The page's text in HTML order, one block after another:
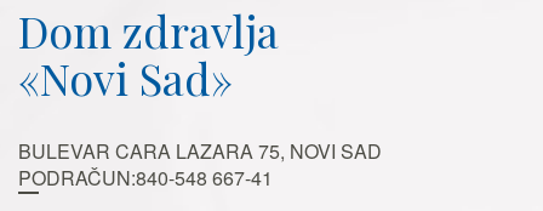
Dom zdravlja
«Novi Sad»
BULEVAR CARA LAZARA 75, NOVI SAD
PODRAČUN:840-548 667-41